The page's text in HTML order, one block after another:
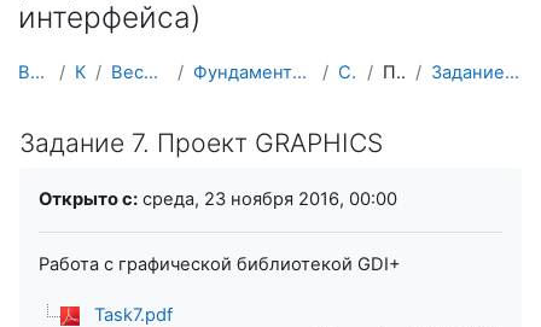
интерфейса)
В начало Курсы Весенний семестр Фундаментальная информатика и ИТ CS212-2 Практика Задание 7. Проект GRAPHICS
Задание 7. Проект GRAPHICS
Открыто с: среда, 23 ноября 2016, 00:00
Работа с графической библиотекой GDI+
Task7.pdf